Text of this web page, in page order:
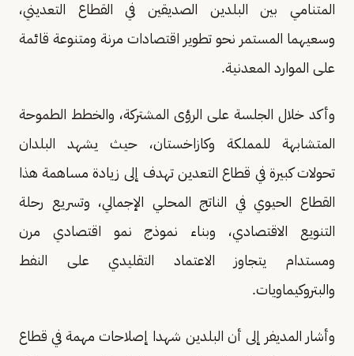
المتنامي بين البلدين الصديقين في القطاع التعديني،
وسعيهما المستمر نحو تطوير اقتصادات مرنة ومتنوعة قائمة
على الموارد المعدنية.
وأكد خلال الجلسة على الرؤى المشتركة، والخطط الطموحة
المتشابهة للمملكة وكازاخستان، حيث يشهد البلدان
تحولات كبيرة في قطاع التعدين تهدف إلى زيادة مساهمة هذا
القطاع الحيوي في الناتج المحلي الإجمالي، وتسريع رحلة
التنويع الاقتصادي، وبناء نموذج نمو اقتصادي مرن
ومستدام يتجاوز الاعتماد التقليدي على النفط
والبتروكيماويات.
وأشار المديفر إلى أن البلدين شهدا إصلاحات مهمة في قطاع